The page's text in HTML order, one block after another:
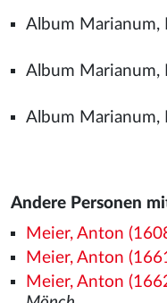
Album Marianum,
Album Marianum,
Album Marianum,
Andere Personen
Meier, Anton
Meier, Anton
Meier, Anton